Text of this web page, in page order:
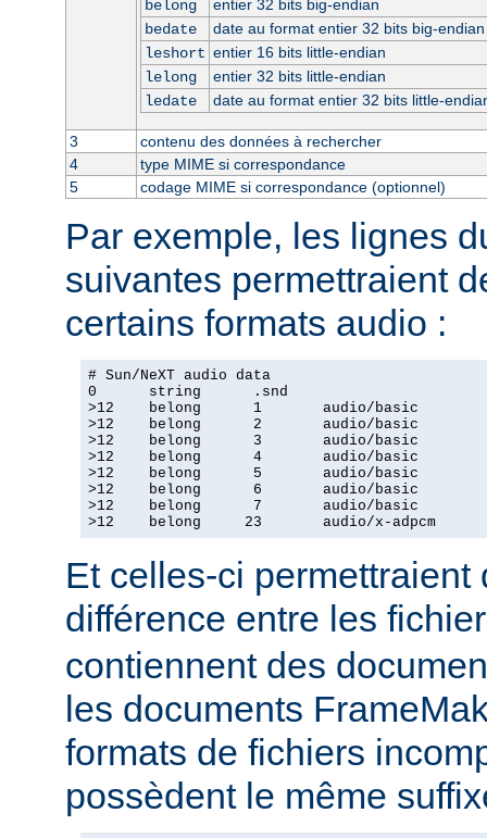
belong
entier 32 bits big-endian
bedate
date au format entier 32 bits big-endian
leshort entier 16 bits little-endian
lelong
entier 32 bits little-endian
ledate
date au format entier 32 bits little-
3
contenu des données à rechercher
4
type MIME si correspondance
5
codage MIME si correspondance (optionnel)
Par exemple, les lignes
suivantes permettraient
certains formats audio :
# Sun/NeXT audio data
0      string      .snd
>12    belong      1       audio/basic
>12    belong      2       audio/basic
>12    belong      3       audio/basic
>12    belong      4       audio/basic
>12    belong      5       audio/basic
>12    belong      6       audio/basic
>12    belong      7       audio/basic
>12    belong     23       audio/x-adpcm
Et celles-ci permettraient
différence entre les
contiennent des
les documents
formats de fichiers
possèdent le même